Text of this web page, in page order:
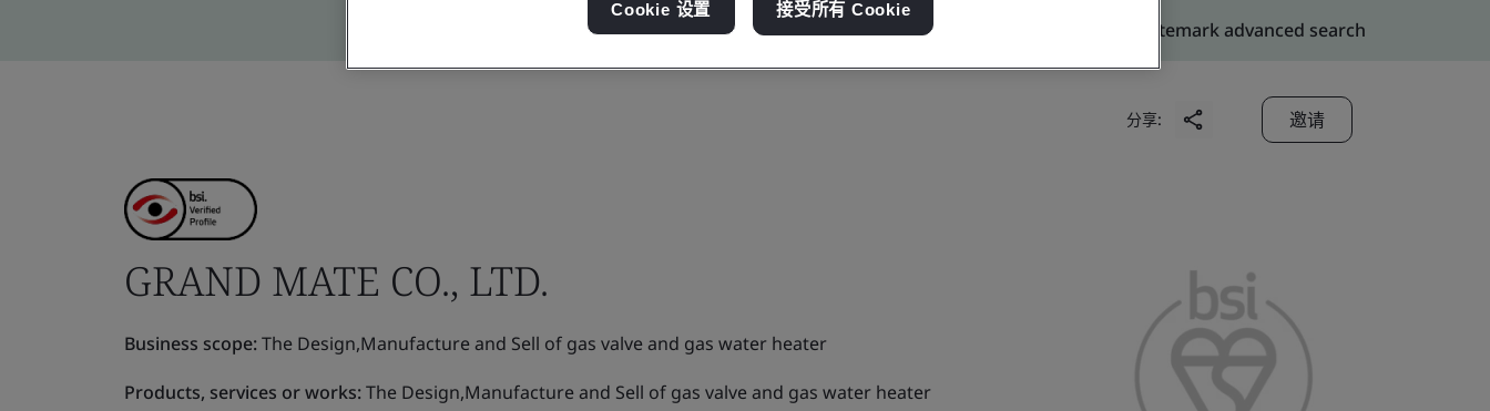
Kitemark advanced search
分享: 邀请
GRAND MATE CO., LTD.
Business scope:The Design,Manufacture and Sell of gas valve and gas water heater
Products, services or works:The Design,Manufacture and Sell of gas valve and gas water heater
Cookie 设置 接受所有 Cookie